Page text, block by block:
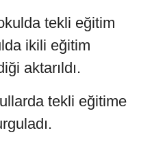
tekli eğitim
ikili eğitim
aktarıldı.
tekli eğitime